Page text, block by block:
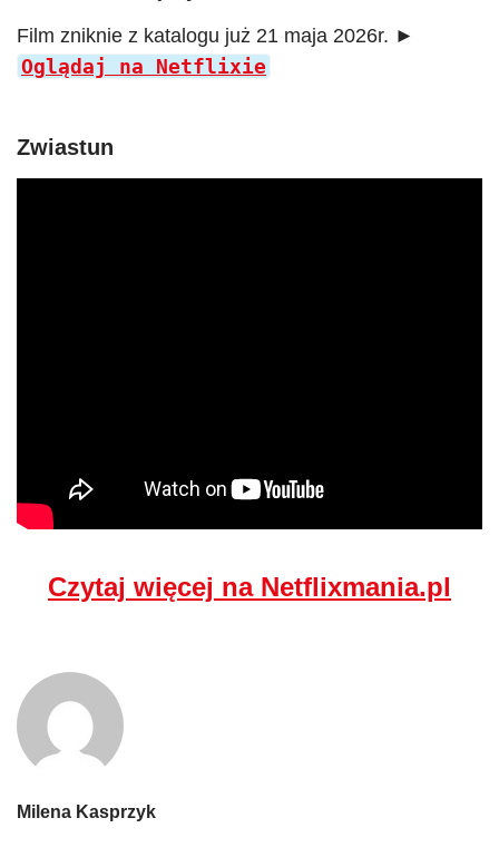
Film zniknie z katalogu już 21 maja 2026r. ►
Oglądaj na Netflixie
Zwiastun
Czytaj więcej na Netflixmania.pl
Milena Kasprzyk